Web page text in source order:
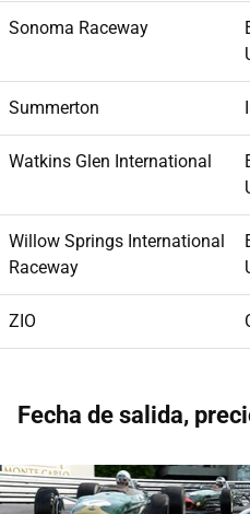
Sonoma Raceway
Summerton
Watkins Glen International
Willow Springs International
Raceway
ZIO
Fecha de salida,